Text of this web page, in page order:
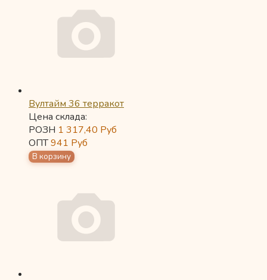
Вултайм 36 терракот
Цена склада:
РОЗН 1 317,40 Руб
ОПТ941 Руб